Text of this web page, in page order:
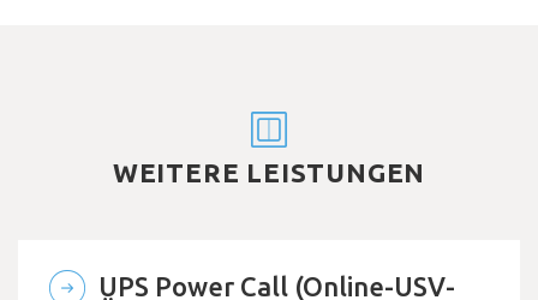
WEITERE LEISTUNGEN
UPS Power Call (Online-USV-